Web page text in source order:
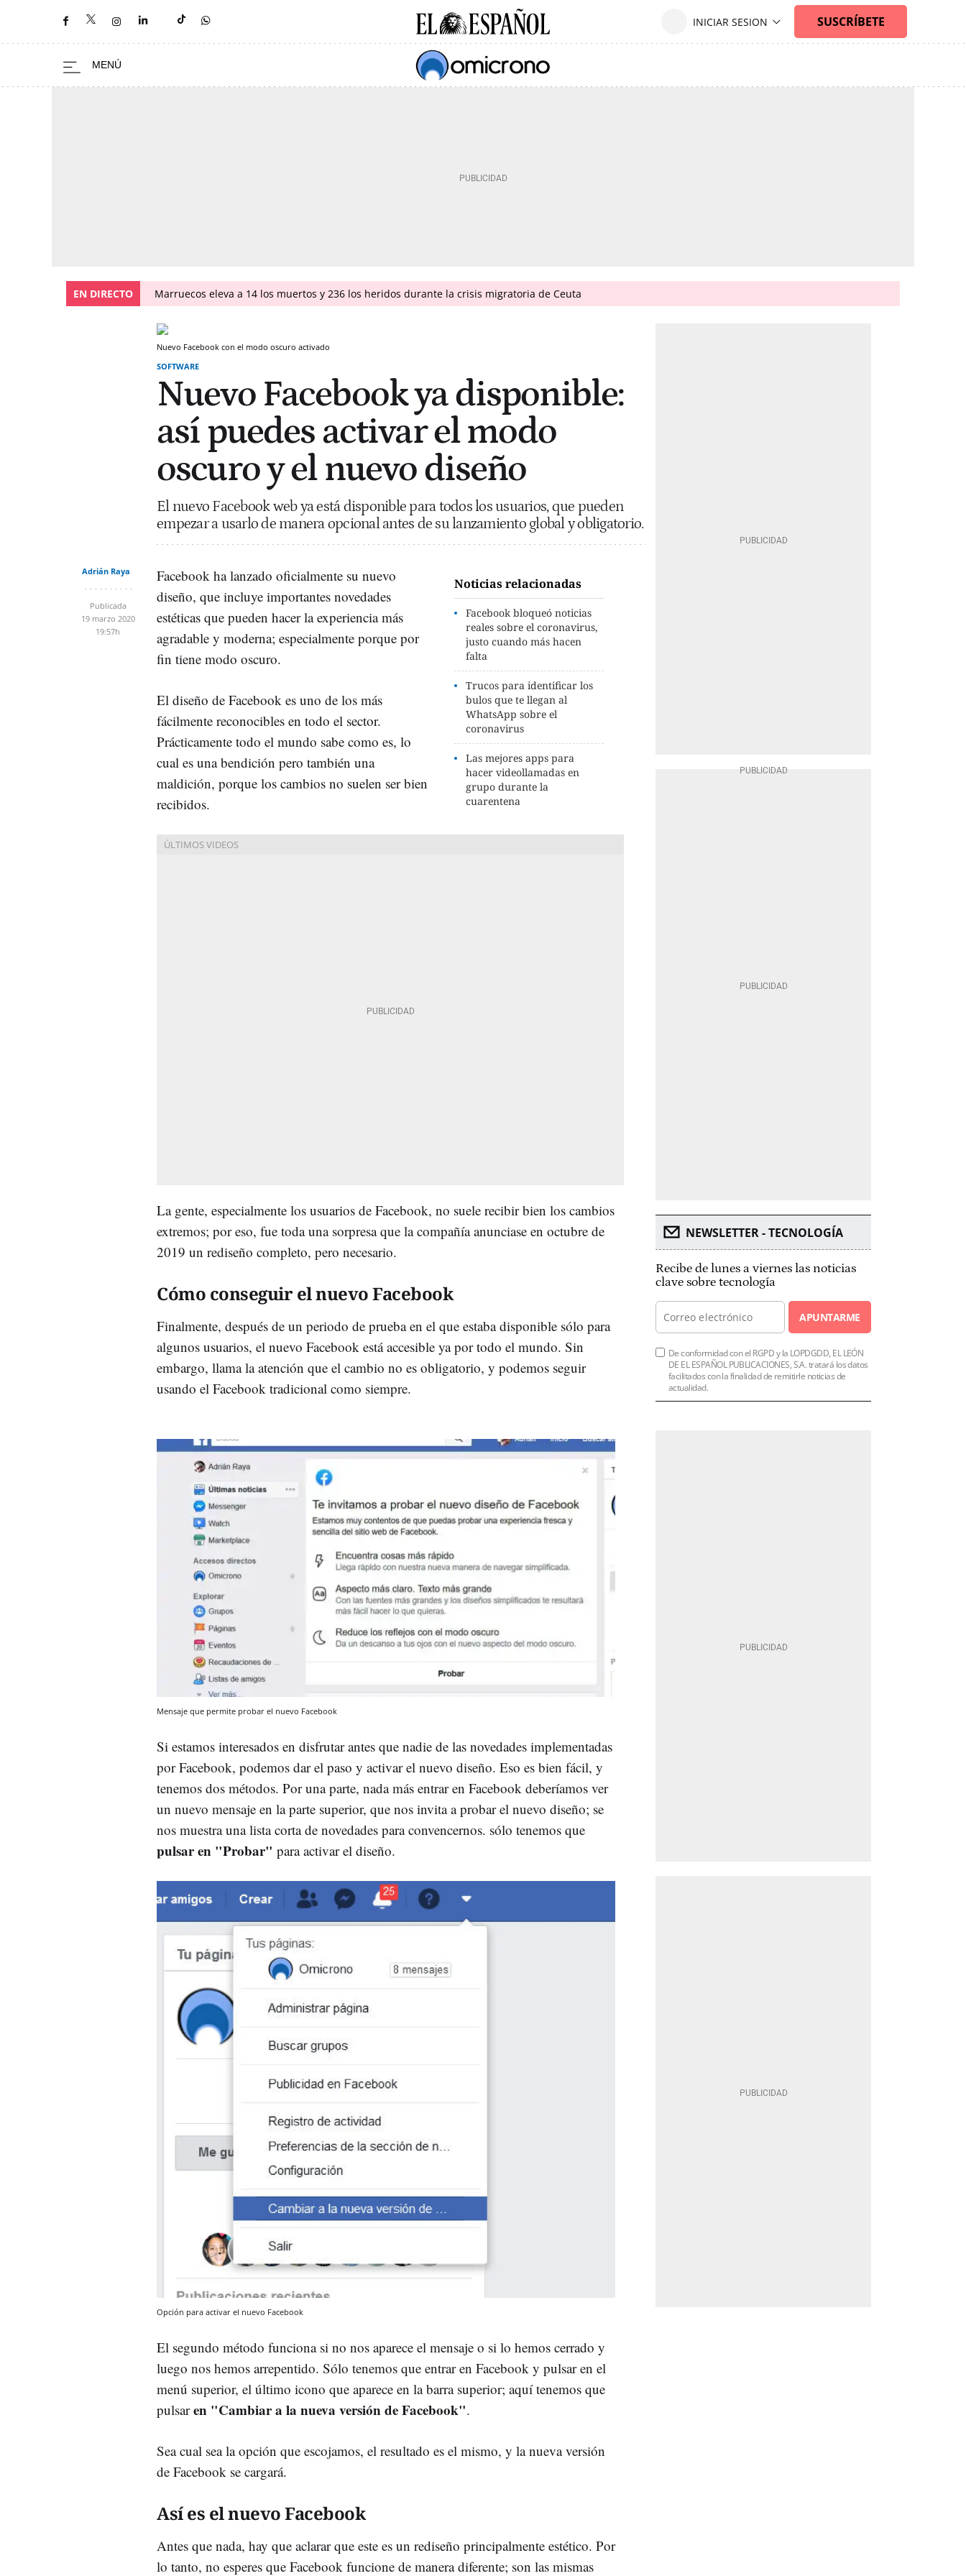
EN DIRECTO Marruecos eleva a 14 los muertos y 236 los heridos durante la crisis migratoria de Ceuta
Nuevo Facebook con el modo oscuro activado
SOFTWARE
Nuevo Facebook ya disponible:
así puedes activar el modo
oscuro y el nuevo diseño
El nuevo Facebook web ya está disponible para todos los usuarios, que pueden
empezar a usarlo de manera opcional antes de su lanzamiento global y obligatorio.
Adrián Raya
Publicada
19 marzo 2020
19:57h
Noticias relacionadas
Facebook bloqueó noticias
reales sobre el coronavirus,
justo cuando más hacen
falta
Trucos para identificar los
bulos que te llegan al
WhatsApp sobre el
coronavirus
Las mejores apps para
hacer videollamadas en
grupo durante la
cuarentena
Facebook ha lanzado oficialmente su nuevo
diseño, que incluye importantes novedades
estéticas que pueden hacer la experiencia más
agradable y moderna; especialmente porque por
fin tiene modo oscuro.
El diseño de Facebook es uno de los más
fácilmente reconocibles en todo el sector.
Prácticamente todo el mundo sabe como es, lo
cual es una bendición pero también una
maldición, porque los cambios no suelen ser bien
recibidos.
La gente, especialmente los usuarios de Facebook, no suele recibir bien los cambios
extremos; por eso, fue toda una sorpresa que la compañía anunciase en octubre de
2019 un rediseño completo, pero necesario.
Cómo conseguir el nuevo Facebook
Finalmente, después de un periodo de prueba en el que estaba disponible sólo para
algunos usuarios, el nuevo Facebook está accesible ya por todo el mundo. Sin
embargo, llama la atención que el cambio no es obligatorio, y podemos seguir
usando el Facebook tradicional como siempre.
Mensaje que permite probar el nuevo Facebook
Si estamos interesados en disfrutar antes que nadie de las novedades implementadas
por Facebook, podemos dar el paso y activar el nuevo diseño. Eso es bien fácil, y
tenemos dos métodos. Por una parte, nada más entrar en Facebook deberíamos ver
un nuevo mensaje en la parte superior, que nos invita a probar el nuevo diseño; se
nos muestra una lista corta de novedades para convencernos. sólo tenemos que
pulsar en "Probar" para activar el diseño.
Opción para activar el nuevo Facebook
El segundo método funciona si no nos aparece el mensaje o si lo hemos cerrado y
luego nos hemos arrepentido. Sólo tenemos que entrar en Facebook y pulsar en el
menú superior, el último icono que aparece en la barra superior; aquí tenemos que
pulsaren "Cambiar a la nueva versión de Facebook".
Sea cual sea la opción que escojamos, el resultado es el mismo, y la nueva versión
de Facebook se cargará.
Así es el nuevo Facebook
Antes que nada, hay que aclarar que este es un rediseño principalmente estético. Por
lo tanto, no esperes que Facebook funcione de manera diferente; son las mismas
NEWSLETTER - TECNOLOGÍA
Recibe de lunes a viernes las noticias
clave sobre tecnología
APUNTARME
De conformidad con el RGPD y la LOPDGDD, EL LEÓN
DE EL ESPAÑOL PUBLICACIONES, S.A. tratará los datos
facilitados con la finalidad de remitirle noticias de
actualidad.